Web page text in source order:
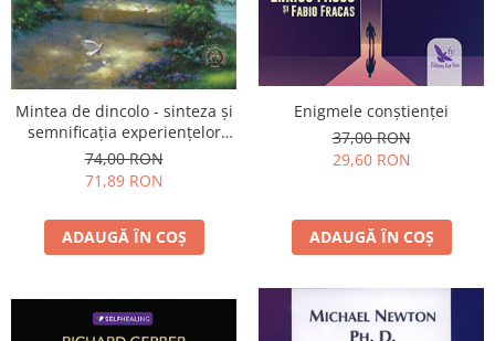
Mintea de dincolo - sinteza şi
semnificaţia experienţelor
morţii clinice
74,00 RON
71,89 RON
ADAUGĂ ÎN COȘ
Enigmele conştienţei
37,00 RON
29,60 RON
ADAUGĂ ÎN COȘ